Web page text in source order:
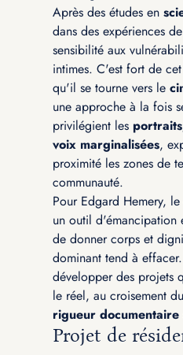
Après des études en
dans des expériences de
sensibilité aux
intimes. C'est fort de
qu'il se tourne vers le
une approche à la fois
privilégient les
voix marginalisées,
proximité les zones de
communauté.
Pour Edgard Hemery, le
un outil d'émancipation
de donner corps et
dominant tend à
développer des projets
le réel, au croisement du
rigueur
Projet de